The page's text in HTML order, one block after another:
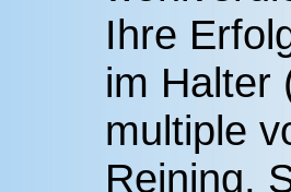
Ihre
im Halter
multiple
Reining,